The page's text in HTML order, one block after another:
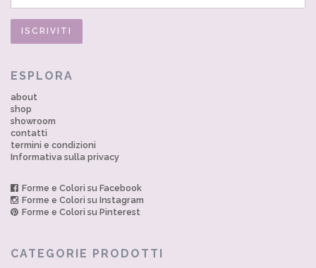
ESPLORA
about
shop
showroom
contatti
termini e condizioni
Informativa sulla privacy
Forme e Colori su Facebook
Forme e Colori su Instagram
Forme e Colori su Pinterest
CATEGORIE PRODOTTI